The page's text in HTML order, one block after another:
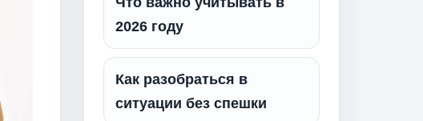
2026 году
Как разобраться в
ситуации без спешки